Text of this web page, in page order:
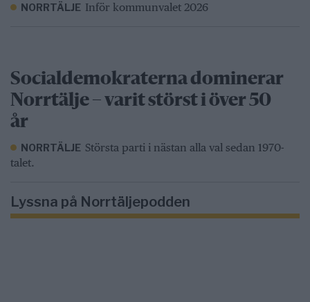
NORRTÄLJE Inför kommunvalet 2026
Socialdemokraterna dominerar
Norrtälje – varit störst i över 50
år
NORRTÄLJE Största parti i nästan alla val sedan 1970-
talet.
Lyssna på Norrtäljepodden